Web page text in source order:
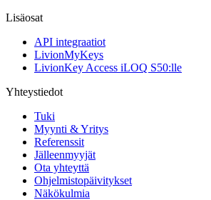
Lisäosat
API integraatiot
LivionMyKeys
LivionKey Access iLOQ S50:lle
Yhteystiedot
Tuki
Myynti & Yritys
Referenssit
Jälleenmyyjät
Ota yhteyttä
Ohjelmistopäivitykset
Näkökulmia